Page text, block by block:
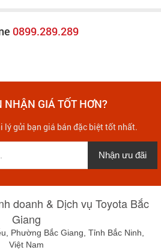
0899.289.289
GIÁ TỐT HƠN?
lý gửi bạn giá bán đặc biệt tốt nhất.
Nhận ưu đãi
doanh & Dịch vụ Toyota Bắc
Giang
Phường Bắc Giang, Tỉnh Bắc Ninh,
Việt Nam